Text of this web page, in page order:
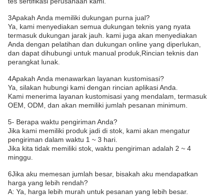
3Apakah Anda memiliki dukungan purna jual?
Ya, kami menyediakan semua dukungan teknis yang nyata
termasuk dukungan jarak jauh. kami juga akan menyediakan
Anda dengan pelatihan dan dukungan online yang diperlukan,
dan dapat dihubungi untuk manual produk,Rincian teknis dan
perangkat lunak.
4Apakah Anda menawarkan layanan kustomisasi?
Ya, silakan hubungi kami dengan rincian aplikasi Anda.
Kami menerima layanan kustomisasi yang mendalam, termasuk
OEM, ODM, dan akan memiliki jumlah pesanan minimum.
5- Berapa waktu pengiriman Anda?
Jika kami memiliki produk jadi di stok, kami akan mengatur
pengiriman dalam waktu 1 ~ 3 hari.
Jika kita tidak memiliki stok, waktu pengiriman adalah 2 ~ 4
minggu.
6Jika aku memesan jumlah besar, bisakah aku mendapatkan
harga yang lebih rendah?
A: Ya, harga lebih murah untuk pesanan yang lebih besar.